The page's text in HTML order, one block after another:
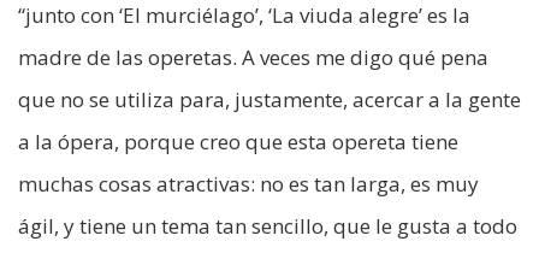
“junto con ‘El murciélago’, ‘La viuda alegre’ es la
madre de las operetas. A veces me digo qué pena
que no se utiliza para, justamente, acercar a la gente
a la ópera, porque creo que esta opereta tiene
muchas cosas atractivas: no es tan larga, es muy
ágil, y tiene un tema tan sencillo, que le gusta a todo